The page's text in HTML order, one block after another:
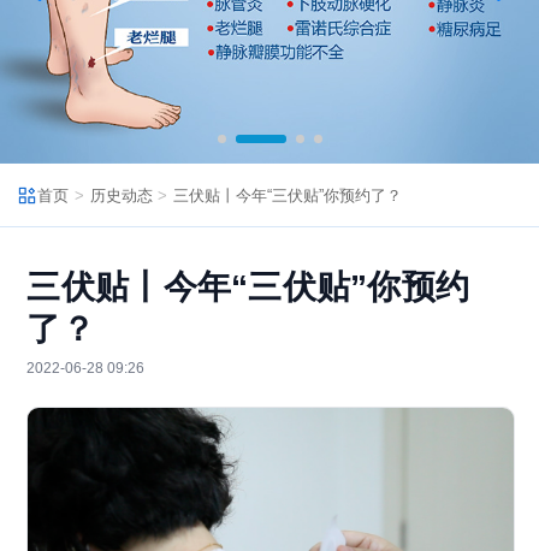
首页 历史动态 三伏贴丨今年“三伏贴”你预约了？
三伏贴丨今年“三伏贴”你预约
了？
2022-06-28 09:26